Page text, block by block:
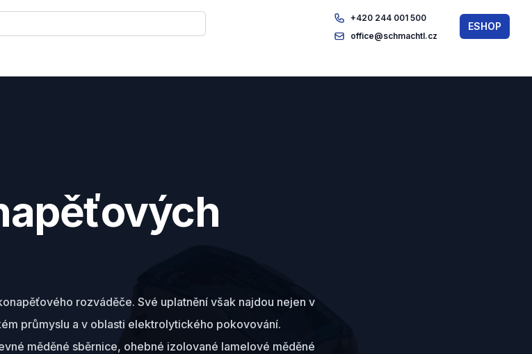
+420 244 001 500
office@schmachtl.cz
ESHOP
rozváděče. Své uplatnění však najdou nejen v
průmyslu a v oblasti elektrolytického pokovování.
měděné sběrnice, ohebné izolované lamelové měděné